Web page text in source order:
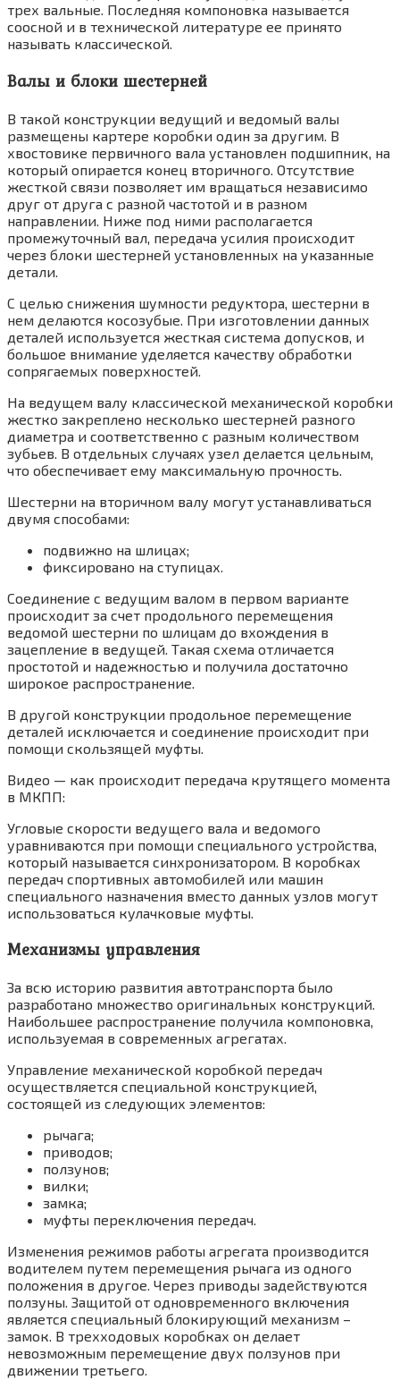
трех вальные. Последняя компоновка называется
соосной и в технической литературе ее принято
называть классической.
Валы и блоки шестерней
В такой конструкции ведущий и ведомый валы
размещены картере коробки один за другим. В
хвостовике первичного вала установлен подшипник, на
который опирается конец вторичного. Отсутствие
жесткой связи позволяет им вращаться независимо
друг от друга с разной частотой и в разном
направлении. Ниже под ними располагается
промежуточный вал, передача усилия происходит
через блоки шестерней установленных на указанные
детали.
С целью снижения шумности редуктора, шестерни в
нем делаются косозубые. При изготовлении данных
деталей используется жесткая система допусков, и
большое внимание уделяется качеству обработки
сопрягаемых поверхностей.
На ведущем валу классической механической коробки
жестко закреплено несколько шестерней разного
диаметра и соответственно с разным количеством
зубьев. В отдельных случаях узел делается цельным,
что обеспечивает ему максимальную прочность.
Шестерни на вторичном валу могут устанавливаться
двумя способами:
подвижно на шлицах;
фиксировано на ступицах.
Соединение с ведущим валом в первом варианте
происходит за счет продольного перемещения
ведомой шестерни по шлицам до вхождения в
зацепление в ведущей. Такая схема отличается
простотой и надежностью и получила достаточно
широкое распространение.
В другой конструкции продольное перемещение
деталей исключается и соединение происходит при
помощи скользящей муфты.
Видео — как происходит передача крутящего момента
в МКПП:
Угловые скорости ведущего вала и ведомого
уравниваются при помощи специального устройства,
который называется синхронизатором. В коробках
передач спортивных автомобилей или машин
специального назначения вместо данных узлов могут
использоваться кулачковые муфты.
Механизмы управления
За всю историю развития автотранспорта было
разработано множество оригинальных конструкций.
Наибольшее распространение получила компоновка,
используемая в современных агрегатах.
Управление механической коробкой передач
осуществляется специальной конструкцией,
состоящей из следующих элементов:
рычага;
приводов;
ползунов;
вилки;
замка;
муфты переключения передач.
Изменения режимов работы агрегата производится
водителем путем перемещения рычага из одного
положения в другое. Через приводы задействуются
ползуны. Защитой от одновременного включения
является специальный блокирующий механизм –
замок. В трехходовых коробках он делает
невозможным перемещение двух ползунов при
движении третьего.